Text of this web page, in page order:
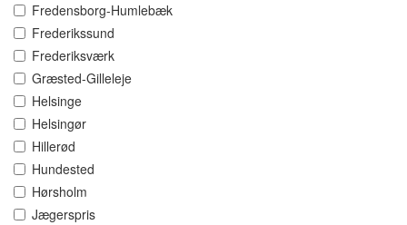
Fredensborg-Humlebæk
Frederikssund
Frederiksværk
Græsted-Gilleleje
Helsinge
Helsingør
Hillerød
Hundested
Hørsholm
Jægerspris